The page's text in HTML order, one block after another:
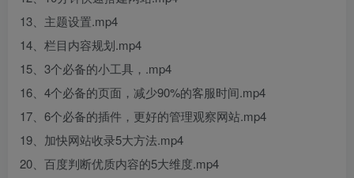
13、主题设置.mp4
14、栏目内容规划.mp4
15、3个必备的小工具，.mp4
16、4个必备的页面，减少90%的客服时间.mp4
17、6个必备的插件，更好的管理观察网站.mp4
19、加快网站收录5大方法.mp4
20、百度判断优质内容的5大维度.mp4